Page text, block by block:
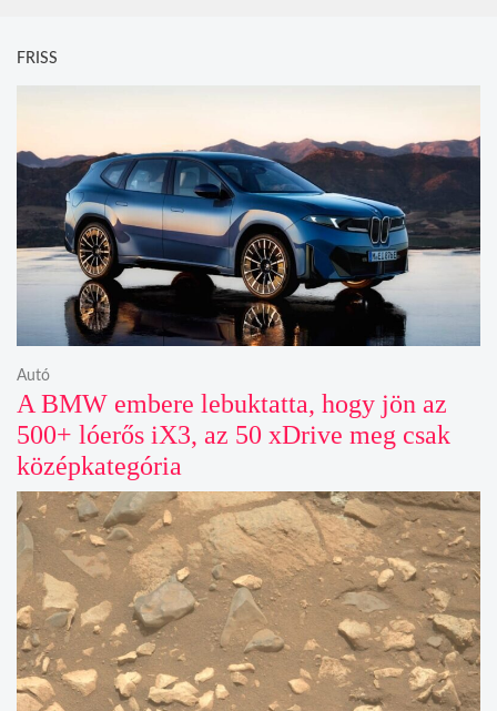
FRISS
A BMW embere lebuktatta, hogy jön az
500+ lóerős iX3, az 50 xDrive meg csak
középkategória
Autó